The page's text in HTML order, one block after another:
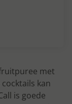
met
kan
is goede